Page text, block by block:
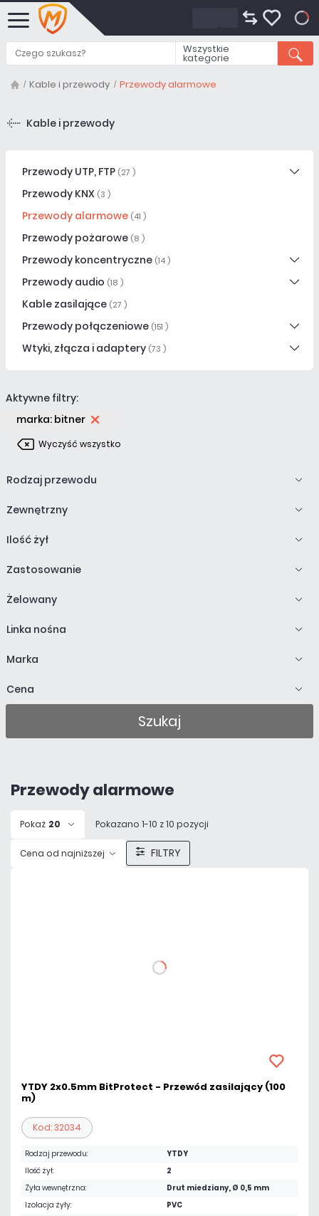
Wszystkie
kategorie
Kable i przewody
Przewody alarmowe
Kable i przewody
Przewody UTP, FTP (27 )
Przewody KNX (3 )
Przewody alarmowe (41 )
Przewody pożarowe (8 )
Przewody koncentryczne (14 )
Przewody audio (18 )
Kable zasilające (27 )
Przewody połączeniowe (151 )
Wtyki, złącza i adaptery (73 )
Aktywne filtry:
marka: bitner
Wyczyść wszystko
Rodzaj przewodu
Zewnętrzny
Ilość żył
Zastosowanie
Żelowany
Linka nośna
Marka
Cena
Szukaj
Przewody alarmowe
Pokaż 20 Pokazano 1-10 z 10 pozycji
Cena od najniższej FILTRY
YTDY 2x0.5mm BitProtect - Przewód zasilający (100
m)
Kod: 32034
Rodzaj przewodu:
YTDY
Ilość żył:
2
Żyła wewnętrzna:
Drut miedziany, Ø 0,5 mm
Izolacja żyły:
PVC